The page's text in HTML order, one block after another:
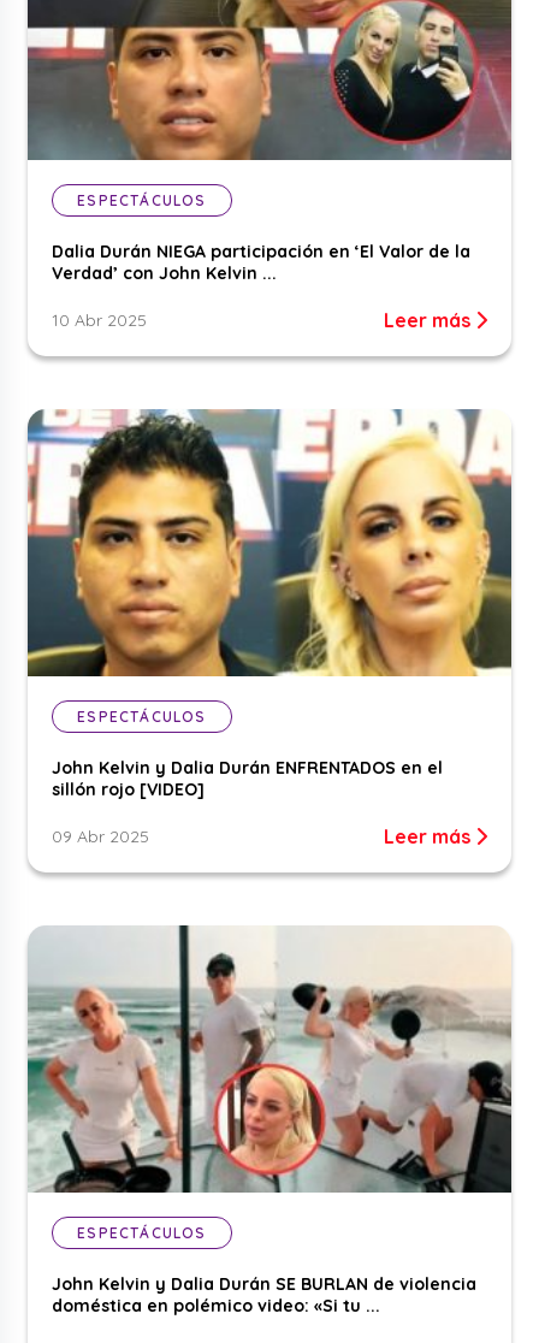
ESPECTÁCULOS
Dalia Durán NIEGA participación en ‘El Valor de la
Verdad’ con John Kelvin ...
10 Abr 2025 Leer más
ESPECTÁCULOS
John Kelvin y Dalia Durán ENFRENTADOS en el
sillón rojo [VIDEO]
09 Abr 2025 Leer más
ESPECTÁCULOS
John Kelvin y Dalia Durán SE BURLAN de violencia
doméstica en polémico video: «Si tu ...